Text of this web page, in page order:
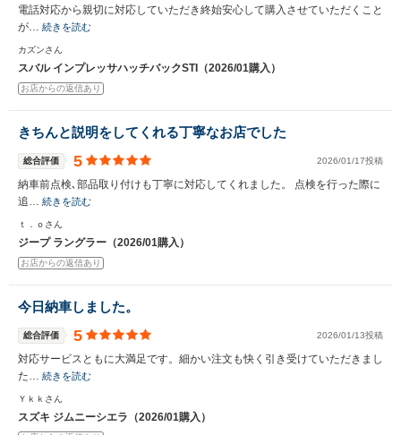
電話対応から親切に対応していただき終始安心して購入させていただくこと
が… 続きを読む
カズンさん
スバル インプレッサハッチバックSTI（2026/01購入）
お店からの返信あり
きちんと説明をしてくれる丁寧なお店でした
総合評価 5 2026/01/17投稿
納車前点検､部品取り付けも丁寧に対応してくれました。 点検を行った際に
追… 続きを読む
ｔ．ｏさん
ジープ ラングラー（2026/01購入）
お店からの返信あり
今日納車しました。
総合評価 5 2026/01/13投稿
対応サービスともに大満足です。細かい注文も快く引き受けていただきまし
た… 続きを読む
Ｙｋｋさん
スズキ ジムニーシエラ（2026/01購入）